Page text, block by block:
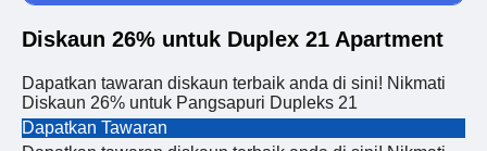
Diskaun 26% untuk Duplex 21 Apartment
Dapatkan tawaran diskaun terbaik anda di sini! Nikmati
Diskaun 26% untuk Pangsapuri Dupleks 21
Dapatkan Tawaran